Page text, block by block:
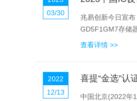
03/30
兆易创新今日宣
GD5F1GM7存储
查看详情 >>
2022
12/13
喜提“金选”认
中国北京(2022年12月8日) — 业界